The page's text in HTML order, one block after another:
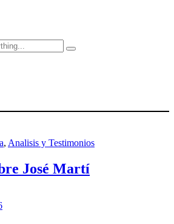
, Analisis y Testimonios
José Martí